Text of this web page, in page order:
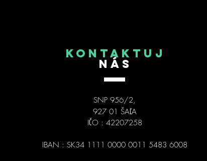
KONTAKTUJ
NÁS
SNP 956/2,
927 01 ŠAĽA
IČO : 42207258
IBAN : SK34 1111 0000 0011 5483 6008